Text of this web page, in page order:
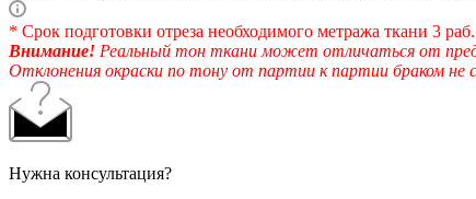
* Срок подготовки отреза необходимого метража ткани 3
Внимание! Реальный тон ткани может отличаться от
Отклонения окраски по тону от партии к партии браком
Нужна консультация?